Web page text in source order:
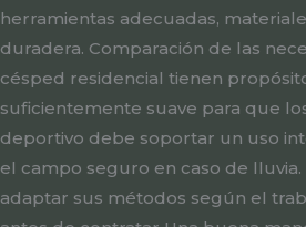
herramientas adecuadas,
duradera. Comparación de las
césped residencial tienen
suficientemente suave para que
deportivo debe soportar un uso
el campo seguro en caso de
adaptar sus métodos según el